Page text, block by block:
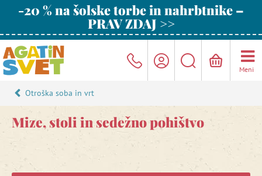
-20 % na šolske torbe in nahrbtnike –
PRAV ZDAJ >>
Meni
Otroška soba in vrt
Mize, stoli in sedežno pohištvo